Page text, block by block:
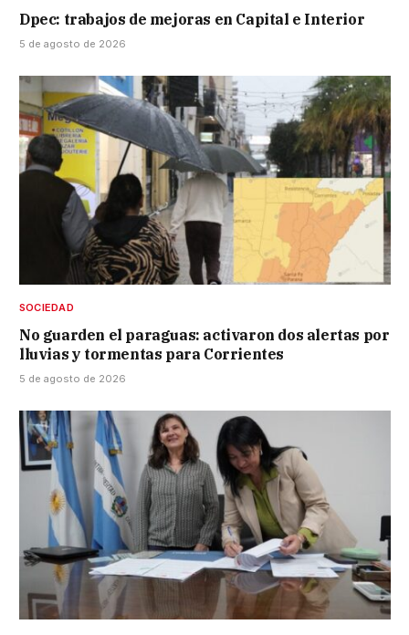
Dpec: trabajos de mejoras en Capital e Interior
5 de agosto de 2026
SOCIEDAD
No guarden el paraguas: activaron dos alertas por
lluvias y tormentas para Corrientes
5 de agosto de 2026